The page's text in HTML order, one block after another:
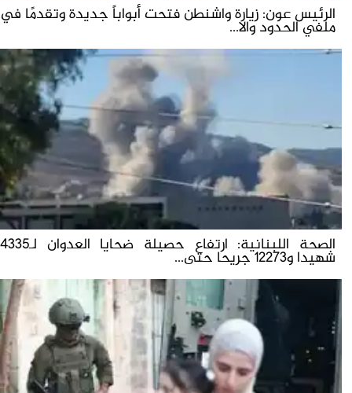
الرئيس عون: زيارة واشنطن فتحت أبواباً جديدة وتقدمًا في
ملفي الحدود والا...
الصحة اللبنانية: ارتفاع حصيلة ضحايا العدوان لـ4335
شهيدا و12273 جريحا حتى...